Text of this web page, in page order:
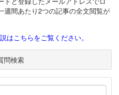
週間あたり2つの記事の全文閲覧が
はこちらをご覧ください。
問検索